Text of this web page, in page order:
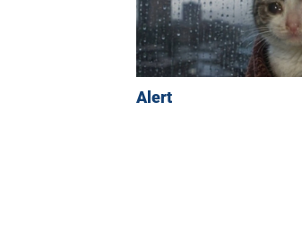
Alert